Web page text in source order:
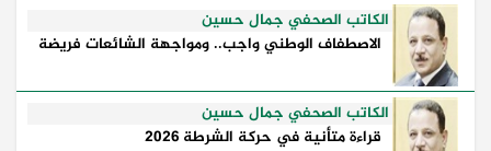
الكاتب الصحفي جمال حسين
الاصطفاف الوطني واجب.. ومواجهة الشائعات فريضة
الكاتب الصحفي جمال حسين
قراءة متأنية في حركة الشرطة 2026